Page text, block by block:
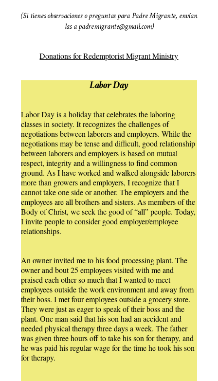
(Si tienes observaciones o preguntas para Padre Migrante, envían
las a padremigrante@gmail.com)
Donations for Redemptorist Migrant Ministry
Labor Day
Labor Day is a holiday that celebrates the laboring
classes in society. It recognizes the challenges of
negotiations between laborers and employers. While the
negotiations may be tense and difficult, good relationship
between laborers and employers is based on mutual
respect, integrity and a willingness to find common
ground. As I have worked and walked alongside laborers
more than growers and employers, I recognize that I
cannot take one side or another. The employers and the
employees are all brothers and sisters. As members of the
Body of Christ, we seek the good of “all” people. Today,
I invite people to consider good employer/employee
relationships.
An owner invited me to his food processing plant. The
owner and bout 25 employees visited with me and
praised each other so much that I wanted to meet
employees outside the work environment and away from
their boss. I met four employees outside a grocery store.
They were just as eager to speak of their boss and the
plant. One man said that his son had an accident and
needed physical therapy three days a week. The father
was given three hours off to take his son for therapy, and
he was paid his regular wage for the time he took his son
for therapy.